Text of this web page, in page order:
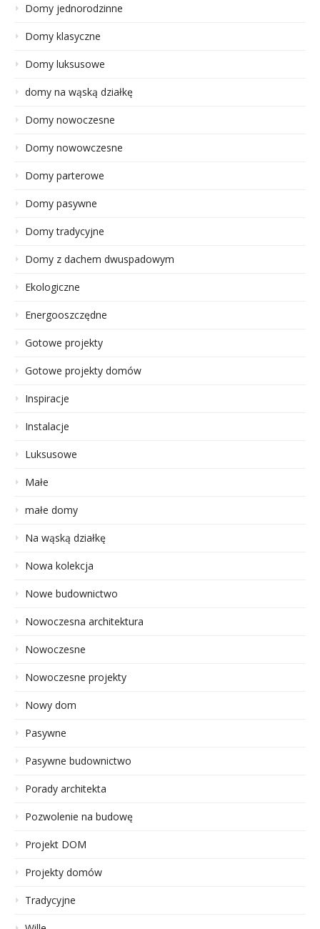
Domy jednorodzinne
Domy klasyczne
Domy luksusowe
domy na wąską działkę
Domy nowoczesne
Domy nowowczesne
Domy parterowe
Domy pasywne
Domy tradycyjne
Domy z dachem dwuspadowym
Ekologiczne
Energooszczędne
Gotowe projekty
Gotowe projekty domów
Inspiracje
Instalacje
Luksusowe
Małe
małe domy
Na wąską działkę
Nowa kolekcja
Nowe budownictwo
Nowoczesna architektura
Nowoczesne
Nowoczesne projekty
Nowy dom
Pasywne
Pasywne budownictwo
Porady architekta
Pozwolenie na budowę
Projekt DOM
Projekty domów
Tradycyjne